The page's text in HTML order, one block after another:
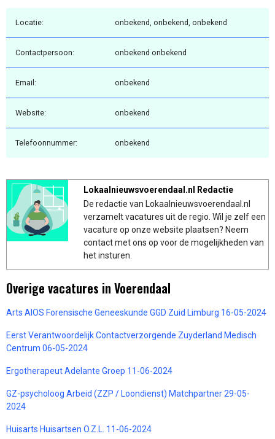
Locatie: onbekend, onbekend, onbekend
Contactpersoon: onbekend onbekend
Email: onbekend
Website: onbekend
Telefoonnummer: onbekend
Lokaalnieuwsvoerendaal.nl Redactie
De redactie van Lokaalnieuwsvoerendaal.nl
verzamelt vacatures uit de regio. Wil je zelf een
vacature op onze website plaatsen? Neem
contact met ons op voor de mogelijkheden van
het insturen.
Overige vacatures in Voerendaal
Arts AIOS Forensische Geneeskunde GGD Zuid Limburg 16-05-2024
Eerst Verantwoordelijk Contactverzorgende Zuyderland Medisch
Centrum 06-05-2024
Ergotherapeut Adelante Groep 11-06-2024
GZ-psycholoog Arbeid (ZZP / Loondienst) Matchpartner 29-05-
2024
Huisarts Huisartsen O.Z.L. 11-06-2024